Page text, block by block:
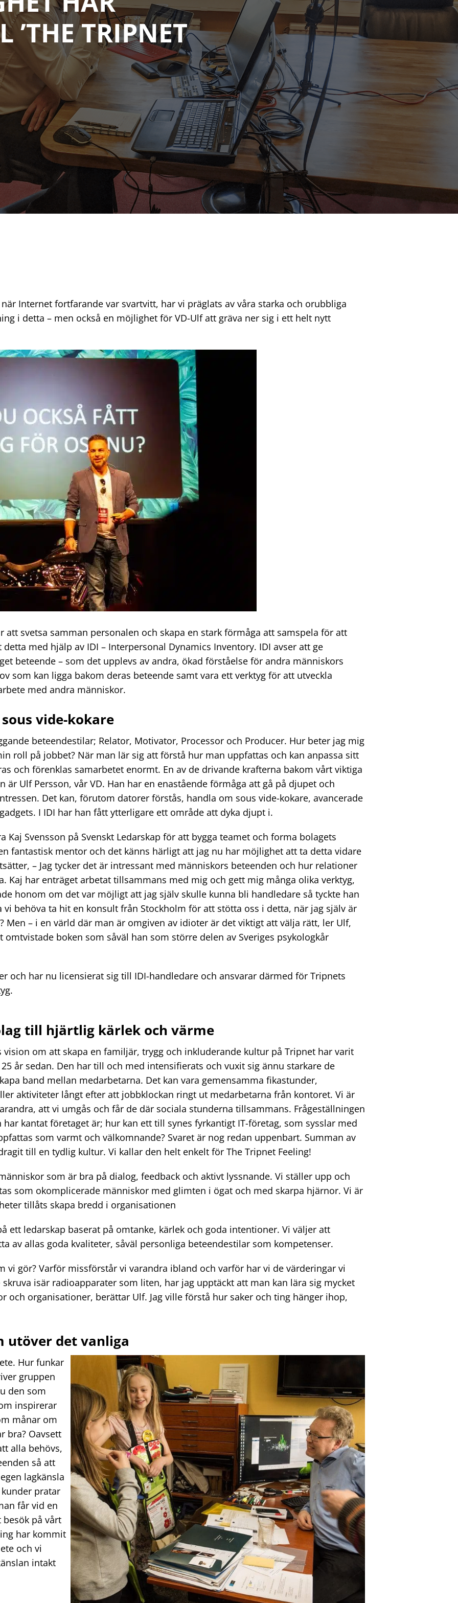
’THE TRIPNET
Internet fortfarande var svartvitt, har vi präglats av våra starka och orubbliga
i detta – men också en möjlighet för VD-Ulf att gräva ner sig i ett helt nytt
svetsa samman personalen och skapa en stark förmåga att samspela för att
med hjälp av IDI – Interpersonal Dynamics Inventory. IDI avser att ge
beteende – som det upplevs av andra, ökad förståelse för andra människors
som kan ligga bakom deras beteende samt vara ett verktyg för att utveckla
med andra människor.
vide-kokare
beteendestilar; Relator, Motivator, Processor och Producer. Hur beter jag mig
roll på jobbet? När man lär sig att förstå hur man uppfattas och kan anpassa sitt
och förenklas samarbetet enormt. En av de drivande krafterna bakom vårt viktiga
är Ulf Persson, vår VD. Han har en enastående förmåga att gå på djupet och
Det kan, förutom datorer förstås, handla om sous vide-kokare, avancerade
I IDI har han fått ytterligare ett område att dyka djupt i.
Kaj Svensson på Svenskt Ledarskap för att bygga teamet och forma bolagets
fantastisk mentor och det känns härligt att jag nu har möjlighet att ta detta vidare
– Jag tycker det är intressant med människors beteenden och hur relationer
Kaj har enträget arbetat tillsammans med mig och gett mig många olika verktyg,
honom om det var möjligt att jag själv skulle kunna bli handledare så tyckte han
vi behöva ta hit en konsult från Stockholm för att stötta oss i detta, när jag själv är
Men – i en värld där man är omgiven av idioter är det viktigt att välja rätt, ler Ulf,
boken som såväl han som större delen av Sveriges psykologkår
och har nu licensierat sig till IDI-handledare och ansvarar därmed för Tripnets
till hjärtlig kärlek och värme
om att skapa en familjär, trygg och inkluderande kultur på Tripnet har varit
år sedan. Den har till och med intensifierats och vuxit sig ännu starkare de
band mellan medarbetarna. Det kan vara gemensamma fikastunder,
aktiviteter långt efter att jobbklockan ringt ut medarbetarna från kontoret. Vi är
att vi umgås och får de där sociala stunderna tillsammans. Frågeställningen
kantat företaget är; hur kan ett till synes fyrkantigt IT-företag, som sysslar med
som varmt och välkomnande? Svaret är nog redan uppenbart. Summan av
till en tydlig kultur. Vi kallar den helt enkelt för The Tripnet Feeling!
som är bra på dialog, feedback och aktivt lyssnande. Vi ställer upp och
som okomplicerade människor med glimten i ögat och med skarpa hjärnor. Vi är
tillåts skapa bredd i organisationen
ett ledarskap baserat på omtanke, kärlek och goda intentioner. Vi väljer att
av allas goda kvaliteter, såväl personliga beteendestilar som kompetenser.
vi gör? Varför missförstår vi varandra ibland och varför har vi de värderingar vi
isär radioapparater som liten, har jag upptäckt att man kan lära sig mycket
och organisationer, berättar Ulf. Jag ville förstå hur saker och ting hänger ihop,
utöver det vanliga
Hur funkar
gruppen
den som
inspirerar
månar om
bra? Oavsett
alla behövs,
så att
lagkänsla
pratar
får vid en
på vårt
har kommit
och vi
intakt